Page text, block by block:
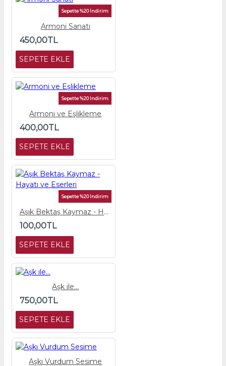
Sepette %20 İndirim
Armoni Sanatı
450,00TL
SEPETE EKLE
Sepette %20 İndirim
Armoni ve Eşlikleme
400,00TL
SEPETE EKLE
Sepette %20 İndirim
Aşık Bektaş Kaymaz - Hayatı ve Eserleri
100,00TL
SEPETE EKLE
Aşk ile...
750,00TL
SEPETE EKLE
Aşkı Vurdum Sesime